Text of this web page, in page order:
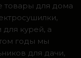
товары для дома
для курей, а
годы мы
для дачи,